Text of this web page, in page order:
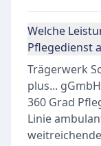
Welche
Pflegedienst
Trägerwerk
plus...
360 Grad
Linie